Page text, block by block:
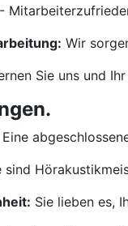
Wir
Sie uns und
Eine
sind
Sie lieben es,